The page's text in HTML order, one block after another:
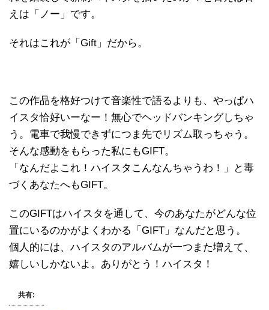
えは「ノー」です。
それはこれが「Gift」だから。
この作品を格好つけて音楽性で語るよりも、やっぱハ
イスタ恰好いーなー！無心でヘッドバンキングしちゃ
う。電車で我慢できずにつま先でリズム取っちゃう。
そんな感動をもらった私にもGIFT。
「なんだよこれ！ハイスタこんなんちゃうわ！」と毒
づくあなたへもGIFT。
このGIFTはハイスタを通して、今のあなたがどんな位
置にいるのかがよくわかる「GIFT」なんだと思う。
個人的には、ハイスタのアルバムが一つまた増えて、
嬉しいしかないよ。ありがとう！ハイスタ！
共有: